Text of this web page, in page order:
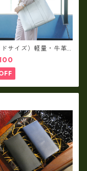
ドサイズ）軽量・牛革
ヌメ革トートバッ
サイズ/日本製）(高収
02G